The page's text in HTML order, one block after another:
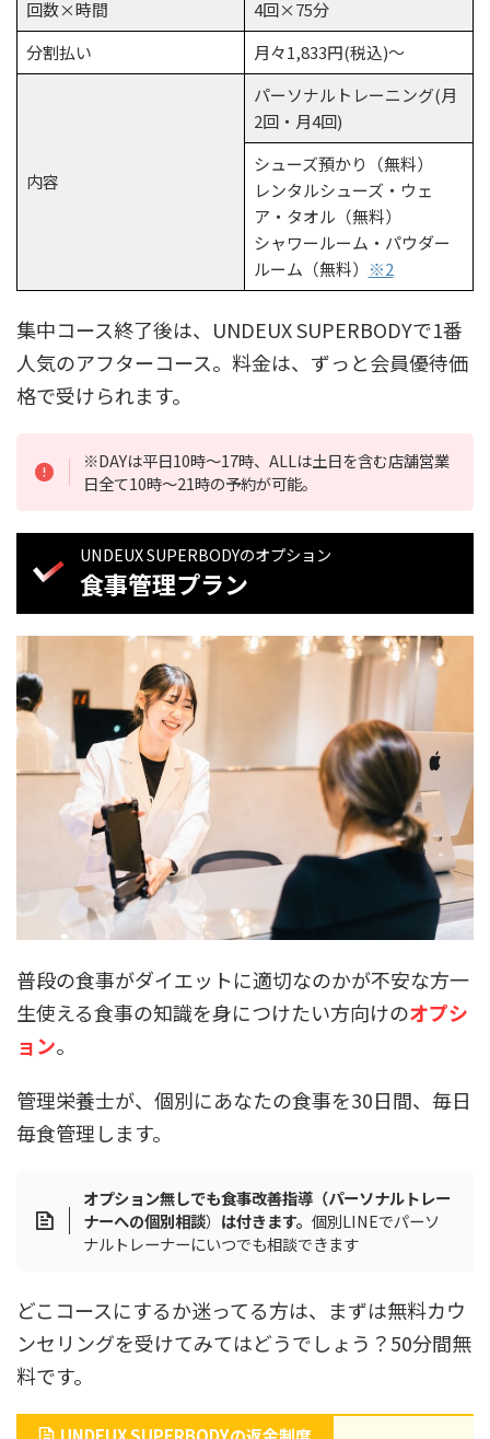
回数×時間
4回×75分
分割払い
月々1,833円(税込)〜
内容
パーソナルトレーニング(月
2回・月4回)
シューズ預かり（無料）
レンタルシューズ・ウェ
ア・タオル（無料）
シャワールーム・パウダー
ルーム（無料） ※2
集中コース終了後は、UNDEUX SUPERBODYで1番
人気のアフターコース。料金は、ずっと会員優待価
格で受けられます。
※DAYは平日10時～17時、ALLは土日を含む店舗営業
日全て10時～21時の予約が可能。
UNDEUX SUPERBODYのオプション
食事管理プラン
普段の食事がダイエットに適切なのかが不安な方一
生使える食事の知識を身につけたい方向けのオプシ
ョン。
管理栄養士が、個別にあなたの食事を30日間、毎日
毎食管理します。
オプション無しでも食事改善指導（パーソナルトレー
ナーへの個別相談） は付きます。個別LINEでパーソ
ナルトレーナーにいつでも相談できます
どこコースにするか迷ってる方は、まずは無料カウ
ンセリングを受けてみてはどうでしょう？50分間無
料です。